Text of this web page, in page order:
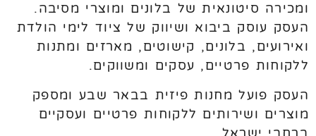
ומכירה סיטונאית של בלונים ומוצרי מסיבה.
העסק עוסק ביבוא ושיווק של ציוד לימי הולדת
ואירועים, בלונים, קישוטים, מארזים ומתנות
ללקוחות פרטיים, עסקים ומשווקים.
העסק פועל מחנות פיזית בבאר שבע ומספק
מוצרים ושירותים ללקוחות פרטיים ועסקיים